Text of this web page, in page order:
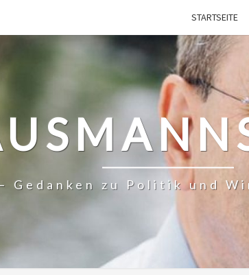
STARTSEITE
Gedanken zu Politik und